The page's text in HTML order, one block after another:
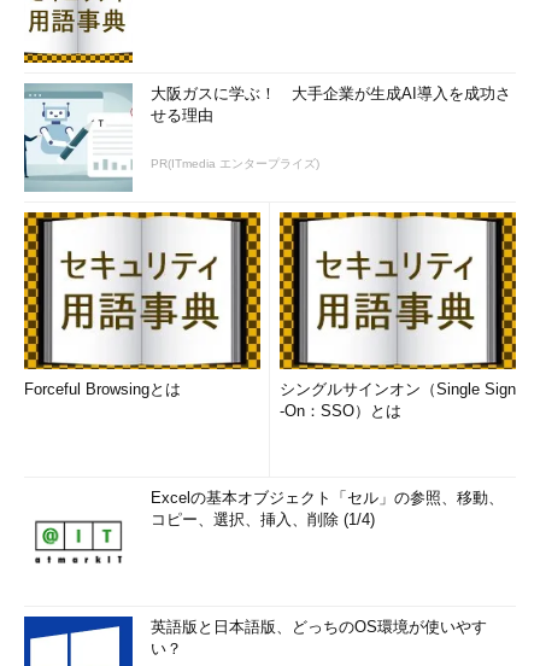
大阪ガスに学ぶ！ 大手企業が生成AI導入を成功さ
せる理由
PR(ITmedia エンタープライズ)
Forceful Browsingとは
シングルサインオン（Single Sign
-On：SSO）とは
Excelの基本オブジェクト「セル」の参照、移動、
コピー、選択、挿入、削除 (1/4)
英語版と日本語版、どっちのOS環境が使いやす
い？